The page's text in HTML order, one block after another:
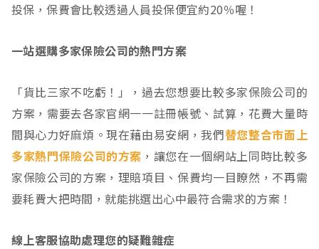
投保，保費會比較透過人員投保便宜約20％喔！
一站選購多家保險公司的熱門方案
「貨比三家不吃虧！」，過去您想要比較多家保險公司的
方案，需要去各家官網一一註冊帳號、試算，花費大量時
間與心力好麻煩。現在藉由易安網，我們替您整合市面上
多家熱門保險公司的方案 ，讓您在一個網站上同時比較多
家保險公司的方案，理賠項目、保費均一目瞭然，不再需
要耗費大把時間，就能挑選出心中最符合需求的方案！
線上客服協助處理您的疑難雜症